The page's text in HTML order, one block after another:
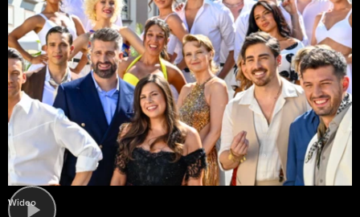
Wideo